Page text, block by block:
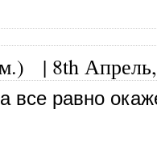
| 8th
все равно